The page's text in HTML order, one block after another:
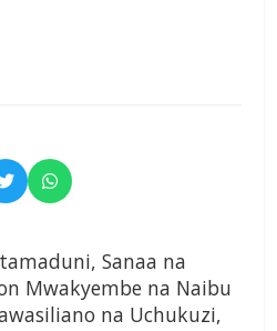
Sanaa na
Mwakyembe na Naibu
na Uchukuzi,